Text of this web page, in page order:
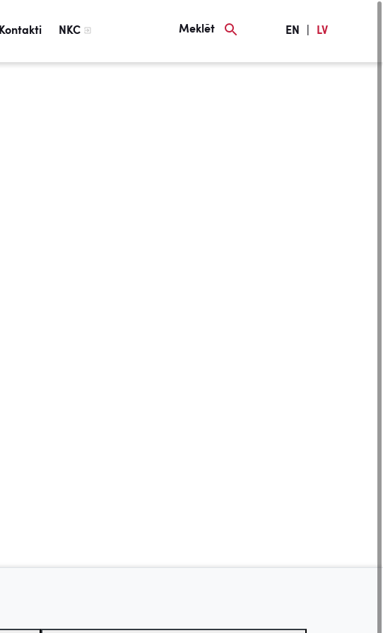
Kontakti NKC Meklēt EN LV